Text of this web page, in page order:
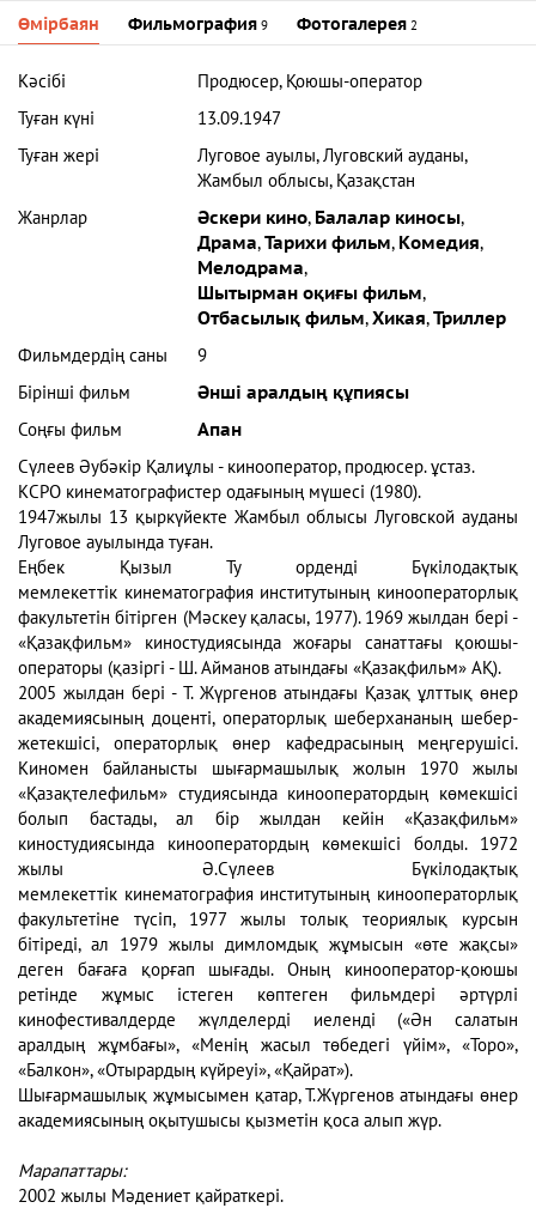
Өмірбаян Фильмография 9 Фотогалерея 2
Кәсібі
Продюсер, Қоюшы-оператор
Туған күні
13.09.1947
Туған жері
Луговое ауылы, Луговский ауданы,
Жамбыл облысы, Қазақстан
Жанрлар
Әскери кино, Балалар киносы,
Драма,Тарихи фильм, Комедия,
Мелодрама,
Шытырман оқиғы фильм,
Отбасылық фильм,Хикая,Триллер
Фильмдердің саны
9
Бірінші фильм
Әнші аралдың құпиясы
Соңғы фильм
Апан
Сүлеев Әубәкір Қалиұлы - кинооператор, продюсер. ұстаз.
КСРО кинематографистер одағының мүшесі (1980).
1947жылы 13 қыркүйекте Жамбыл облысы Луговской ауданы
Луговое ауылында туған.
Еңбек Қызыл Ту орденді Бүкілодақтық
мемлекеттік кинематография институтының кинооператорлық
факультетін бітірген (Мәскеу қаласы, 1977). 1969 жылдан бері -
«Қазақфильм» киностудиясында жоғары санаттағы қоюшы-
операторы (қазіргі - Ш. Айманов атындағы «Қазақфильм» АҚ).
2005 жылдан бері - Т. Жүргенов атындағы Қазақ ұлттық өнер
академиясының доценті, операторлық шеберхананың шебер-
жетекшісі, операторлық өнер кафедрасының меңгерушісі.
Киномен байланысты шығармашылық жолын 1970 жылы
«Қазақтелефильм» студиясында кинооператордың көмекшісі
болып бастады, ал бір жылдан кейін «Қазақфильм»
киностудиясында кинооператордың көмекшісі болды. 1972
жылы Ә.Сүлеев Бүкілодақтық
мемлекеттік кинематография институтының кинооператорлық
факультетіне түсіп, 1977 жылы толық теориялық курсын
бітіреді, ал 1979 жылы димломдық жұмысын «өте жақсы»
деген бағаға қорғап шығады. Оның кинооператор-қоюшы
ретінде жұмыс істеген көптеген фильмдері әртүрлі
кинофестивалдерде жүлделерді иеленді («Ән салатын
аралдың жұмбағы», «Менің жасыл төбедегі үйім», «Торо»,
«Балкон», «Отырардың күйреуі», «Қайрат»).
Шығармашылық жұмысымен қатар, Т.Жүргенов атындағы өнер
академиясының оқытушысы қызметін қоса алып жүр.
Марапаттары:
2002 жылы Мәдениет қайраткері.